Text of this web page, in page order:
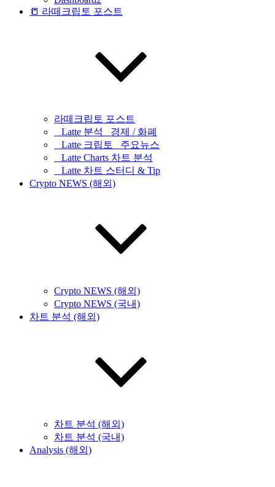
📒 라떼크립토 포스트
라떼크립토 포스트
_ Latte 분석 _경제 / 화폐
_ Latte 크립토 _주요뉴스
_ Latte Charts 차트 분석
_ Latte 차트 스터디 & Tip
Crypto NEWS (해외)
Crypto NEWS (해외)
Crypto NEWS (국내)
차트 분석 (해외)
차트 분석 (해외)
차트 분석 (국내)
Analysis (해외)